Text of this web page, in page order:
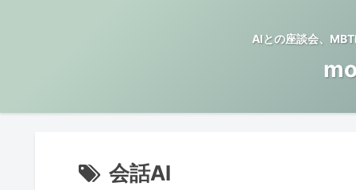
AIとの座談会、
会話AI